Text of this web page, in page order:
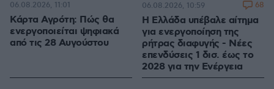
Κάρτα Αγρότη: Πώς θα
ενεργοποιείται ψηφιακά
από τις 28 Αυγούστου
06.08.2026, 11:01
Η Ελλάδα υπέβαλε αίτημα
για ενεργοποίηση της
ρήτρας διαφυγής - Νέες
επενδύσεις 1 δισ. έως το
2028 για την Ενέργεια
06.08.2026, 10:59 68